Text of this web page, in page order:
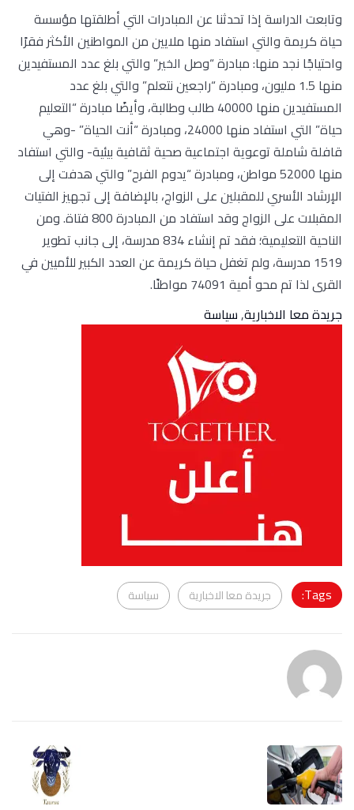
وتابعت الدراسة إذا تحدثنا عن المبادرات التي أطلقتها مؤسسة
حياة كريمة والتي استفاد منها ملايين من المواطنين الأكثر فقرًا
واحتياجًا نجد منها: مبادرة “وصل الخير” والتي بلغ عدد المستفيدين
منها 1.5 مليون، ومبادرة “راجعين نتعلم” والتي بلغ عدد
المستفيدين منها 40000 طالب وطالبة، وأيضًا مبادرة “التعليم
حياة” التي استفاد منها 24000، ومبادرة “أنت الحياة” -وهي
قافلة شاملة توعوية اجتماعية صحية ثقافية بيئية- والتي استفاد
منها 52000 مواطن، ومبادرة “يدوم الفرح” والتي هدفت إلى
الإرشاد الأسري للمقبلين على الزواج، بالإضافة إلى تجهيز الفتيات
المقبلات على الزواج وقد استفاد من المبادرة 800 فتاة. ومن
الناحية التعليمية؛ فقد تم إنشاء 834 مدرسة، إلى جانب تطوير
1519 مدرسة، ولم تغفل حياة كريمة عن العدد الكبير للأميين في
القرى لذا تم محو أمية 74091 مواطنًا.
جريدة معا الاخبارية,سياسة
Tags: جريدة معا الاخبارية سياسة